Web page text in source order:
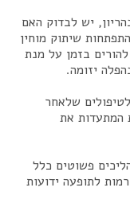
יש לבדוק האם
שיתוק מוחין
בזמן על מנת
יזומה.
שלאחר
המתעדות את
פשוטים כלל
לתופעה ידועות